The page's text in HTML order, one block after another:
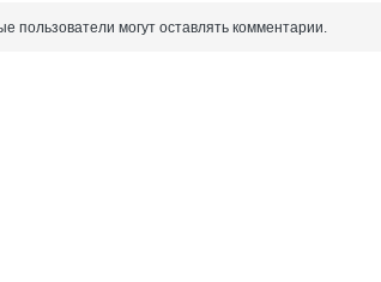
пользователи могут оставлять комментарии.